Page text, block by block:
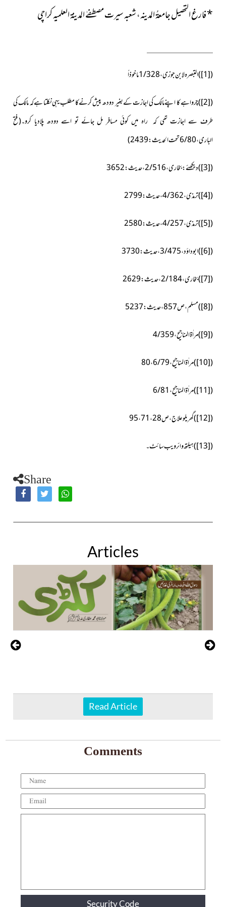
*فارغ التحصیل جامعۃُ المدینہ، شعبہ سیرت مصطفےٰ المدینۃ العلمیہ کراچی
(
[1]
)التبصرہ لابن جوزی، 1/328 ماخوذاً
(
[2]
)چرواہے کا اپنےمالک کی اجازت کےبغیر دودھ پیش کرنےکا مطلب یہی نکلتا ہےکہ مالک کی
طرف سے اجازت تھی کہ راہ میں کوئی مسافر مل جائے تو اسے دودھ پلادیا کرو۔(فتح
الباری،6/80تحت الحديث :2439)
(
[3]
)دیکھئے:بخاری،2/516،حدیث:3652
(
[4]
)ترمذی،4/362، حدیث:2799
(
[5]
)ترمذی،4/257،حدیث:2580
(
[6]
)ابوداؤد،3/475،حدیث:3730
(
[7]
)بخاری،2/184،حدیث:2629
(
[8]
)مسلم،ص857، حدیث:5237
(
[9]
)مراٰۃ المناجیح،4/359
(
[10]
)مراٰۃ المناجیح، 6/79، 80
(
[11]
)مراٰۃ المناجیح،6/81
(
[12]
)گھریلو علاج، ص 28، 71، 95
(
[13]
)ہیلتھ وائر ویب سائٹ ۔
Share
Articles
Read Article
Comments
Security Code